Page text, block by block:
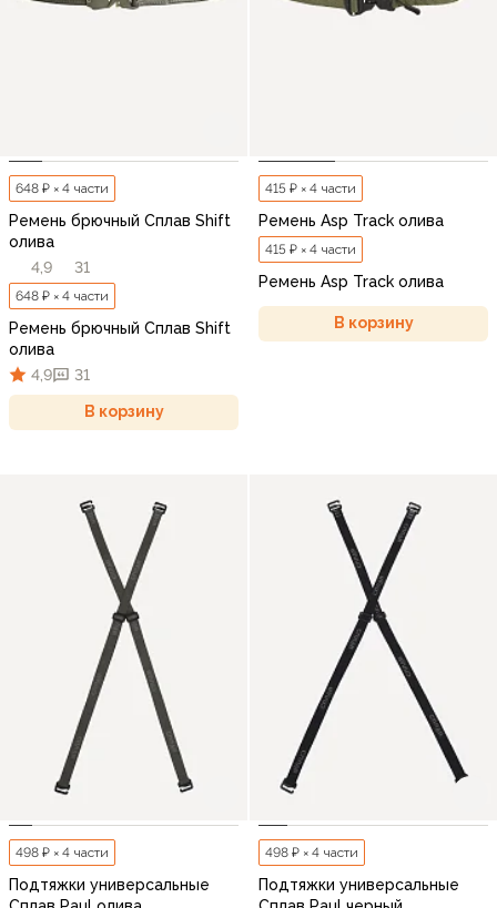
648 ₽ × 4 части
Ремень брючный Сплав Shift
олива
4,9
31
648 ₽ × 4 части
Ремень брючный Сплав Shift
олива
4,9
31
В корзину
415 ₽ × 4 части
Ремень Asp Track олива
415 ₽ × 4 части
Ремень Asp Track олива
В корзину
498 ₽ × 4 части
Подтяжки универсальные
498 ₽ × 4 части
Подтяжки универсальные